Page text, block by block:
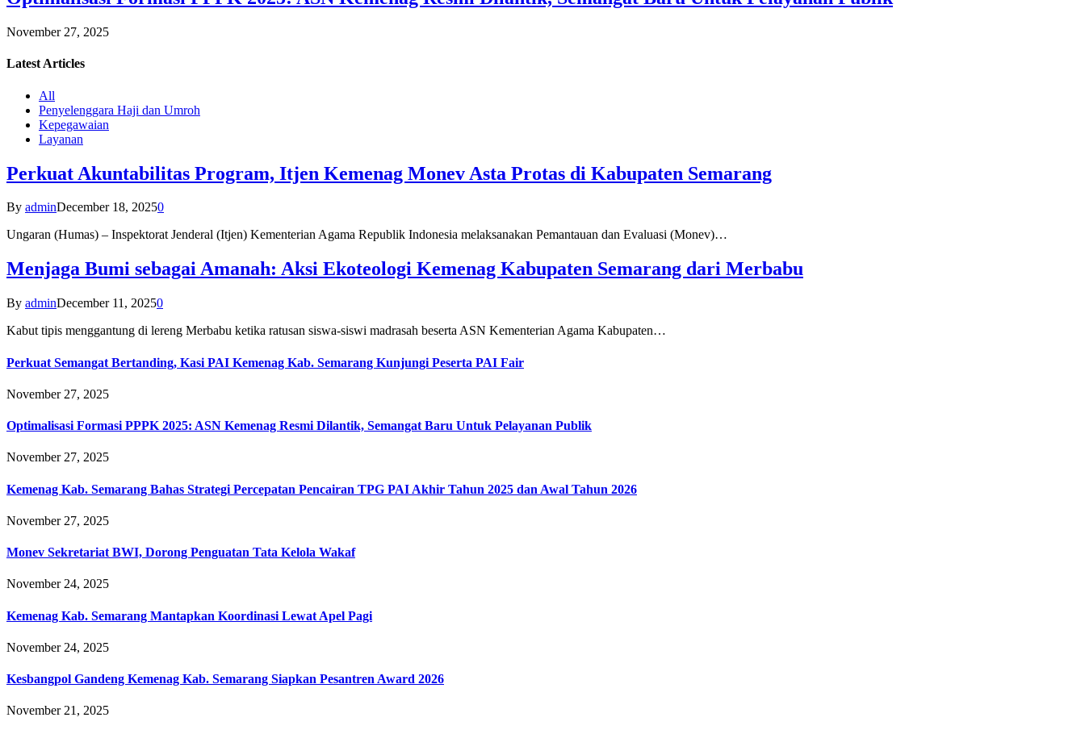
November 27, 2025
Latest Articles
All
Penyelenggara Haji dan Umroh
Kepegawaian
Layanan
Perkuat Akuntabilitas Program, Itjen Kemenag Monev Asta Protas di Kabupaten Semarang
By adminDecember 18, 20250
Ungaran (Humas) – Inspektorat Jenderal (Itjen) Kementerian Agama Republik Indonesia melaksanakan Pemantauan dan Evaluasi (Monev)…
Menjaga Bumi sebagai Amanah: Aksi Ekoteologi Kemenag Kabupaten Semarang dari Merbabu
By adminDecember 11, 20250
Kabut tipis menggantung di lereng Merbabu ketika ratusan siswa-siswi madrasah beserta ASN Kementerian Agama Kabupaten…
Perkuat Semangat Bertanding, Kasi PAI Kemenag Kab. Semarang Kunjungi Peserta PAI Fair
November 27, 2025
Optimalisasi Formasi PPPK 2025: ASN Kemenag Resmi Dilantik, Semangat Baru Untuk Pelayanan Publik
November 27, 2025
Kemenag Kab. Semarang Bahas Strategi Percepatan Pencairan TPG PAI Akhir Tahun 2025 dan Awal Tahun 2026
November 27, 2025
Monev Sekretariat BWI, Dorong Penguatan Tata Kelola Wakaf
November 24, 2025
Kemenag Kab. Semarang Mantapkan Koordinasi Lewat Apel Pagi
November 24, 2025
Kesbangpol Gandeng Kemenag Kab. Semarang Siapkan Pesantren Award 2026
November 21, 2025